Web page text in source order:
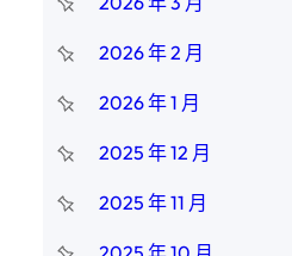
2026 年 2 月
2026 年 1 月
2025 年 12 月
2025 年 11 月